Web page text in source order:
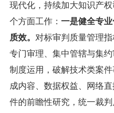
现代化，持续加大知识产
个方面工作： 一是健全专
质效。 对标审判质量管理
专门审理、集中管辖与集
制度运用，破解技术类案
成内容、数据权益、网络
件的前瞻性研究，统一裁